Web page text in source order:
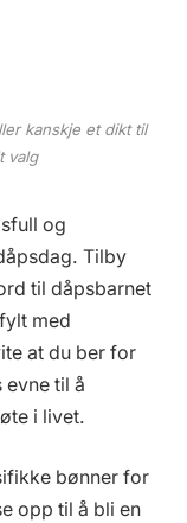
kanskje et dikt til
valg
og
Tilby
til dåpsbarnet
med
at du ber for
til å
i livet.
bønner for
opp til å bli en